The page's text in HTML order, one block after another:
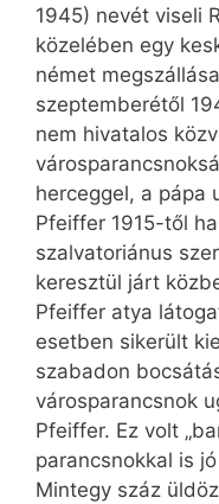
1945) nevét viseli
közelében egy
német
szeptemberétől
nem hivatalos
herceggel, a pápa
Pfeiffer 1915-től
szalvatoriánus
keresztül járt
Pfeiffer atya
esetben sikerült
szabadon
városparancsnok
Pfeiffer. Ez volt
parancsnokkal is
Mintegy száz